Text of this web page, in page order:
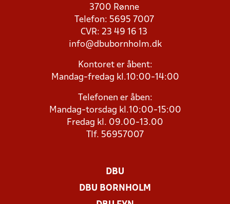
3700 Rønne
Telefon: 5695 7007
CVR: 23 49 16 13
info@dbubornholm.dk
Kontoret er åbent:
Mandag-fredag kl.10:00-14:00
Telefonen er åben:
Mandag-torsdag kl.10:00-15:00
Fredag kl. 09.00-13.00
Tlf. 56957007
DBU
DBU BORNHOLM